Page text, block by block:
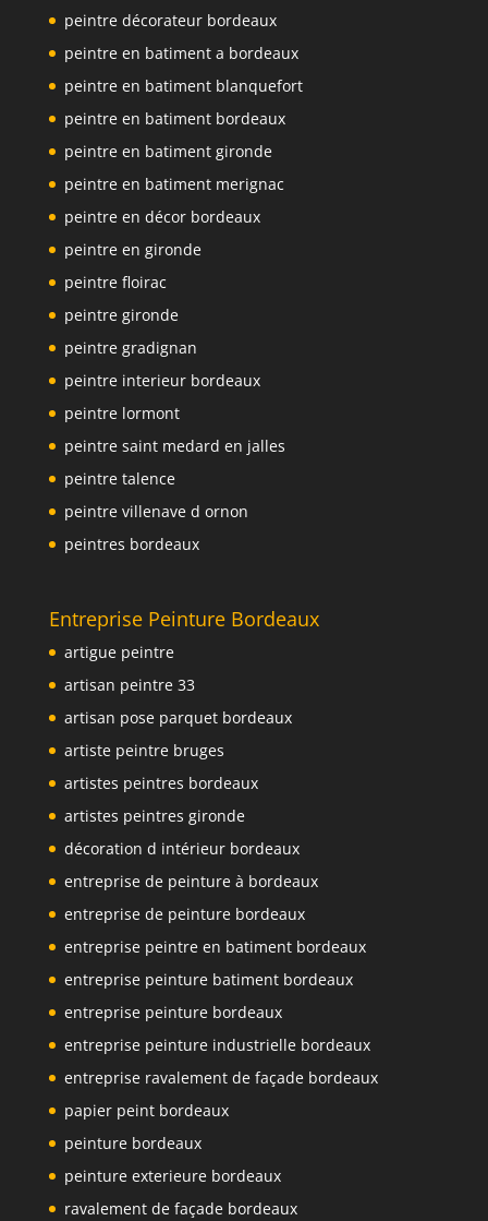
peintre décorateur bordeaux
peintre en batiment a bordeaux
peintre en batiment blanquefort
peintre en batiment bordeaux
peintre en batiment gironde
peintre en batiment merignac
peintre en décor bordeaux
peintre en gironde
peintre floirac
peintre gironde
peintre gradignan
peintre interieur bordeaux
peintre lormont
peintre saint medard en jalles
peintre talence
peintre villenave d ornon
peintres bordeaux
Entreprise Peinture Bordeaux
artigue peintre
artisan peintre 33
artisan pose parquet bordeaux
artiste peintre bruges
artistes peintres bordeaux
artistes peintres gironde
décoration d intérieur bordeaux
entreprise de peinture à bordeaux
entreprise de peinture bordeaux
entreprise peintre en batiment bordeaux
entreprise peinture batiment bordeaux
entreprise peinture bordeaux
entreprise peinture industrielle bordeaux
entreprise ravalement de façade bordeaux
papier peint bordeaux
peinture bordeaux
peinture exterieure bordeaux
ravalement de façade bordeaux